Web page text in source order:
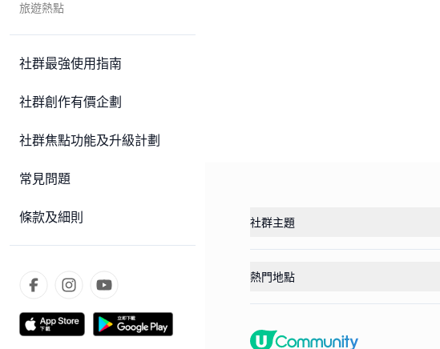
旅遊熱點
社群最強使用指南
社群創作有價企劃
社群焦點功能及升級計劃
常見問題
條款及細則 社群主題
熱門地點